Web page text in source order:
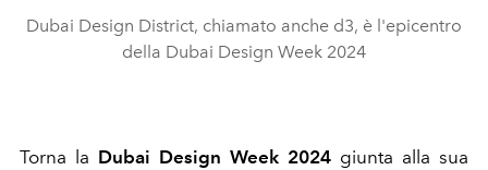
Dubai Design District, chiamato anche d3, è l'epicentro
della Dubai Design Week 2024
Torna la Dubai Design Week 2024 giunta alla sua